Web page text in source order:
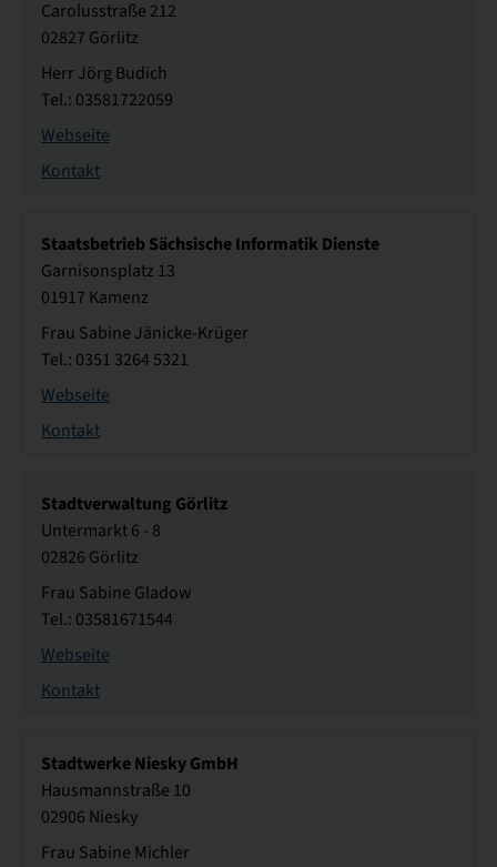
Carolusstraße 212
02827 Görlitz
Herr Jörg Budich
Tel.: 03581722059
Webseite
Kontakt
Staatsbetrieb Sächsische Informatik Dienste
Garnisonsplatz 13
01917 Kamenz
Frau Sabine Jänicke-Krüger
Tel.: 0351 3264 5321
Webseite
Kontakt
Stadtverwaltung Görlitz
Untermarkt 6 - 8
02826 Görlitz
Frau Sabine Gladow
Tel.: 03581671544
Webseite
Kontakt
Stadtwerke Niesky GmbH
Hausmannstraße 10
02906 Niesky
Frau Sabine Michler